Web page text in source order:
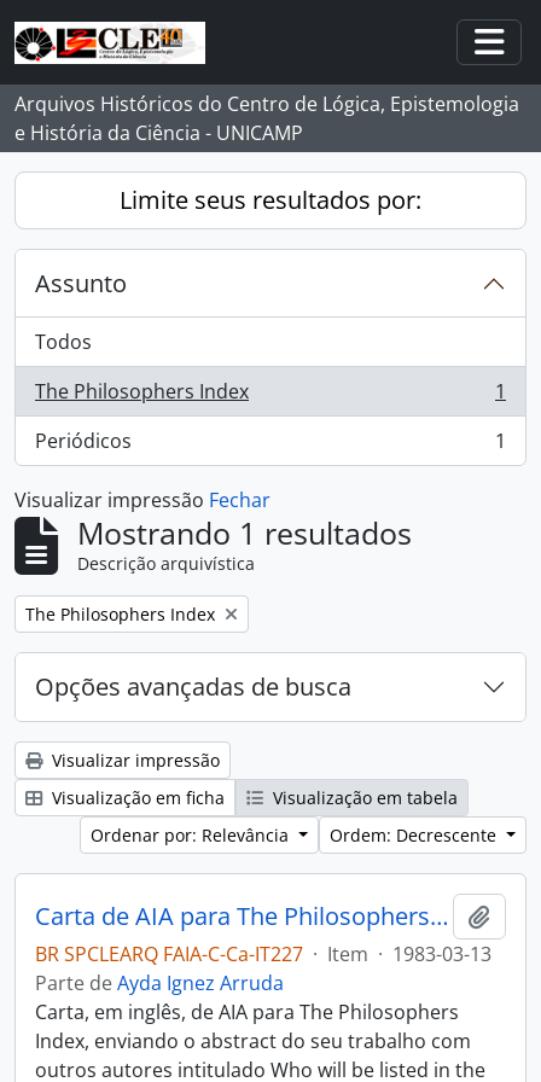
Skip to main content
Arquivos Históricos do Centro de Lógica, Epistemologia
e História da Ciência - UNICAMP
Limite seus resultados por:
Assunto
Todos
The Philosophers Index
, 1 resultados
1
Periódicos
, 1 resultados 1
Visualizar impressão Fechar
Mostrando 1 resultados
Descrição arquivística
Remover filtro:
The Philosophers Index
Opções avançadas de busca
Visualizar impressão
Visualização em ficha
Visualização em tabela
Ordenar por: Relevância
Ordem: Decrescente
Carta de AIA para The Philosophers Index
BR SPCLEARQ FAIA-C-Ca-IT227 · Item · 1983-03-13
Parte deAyda Ignez Arruda
Carta, em inglês, de AIA para The Philosophers
Index, enviando o abstract do seu trabalho com
outros autores intitulado Who will be listed in the